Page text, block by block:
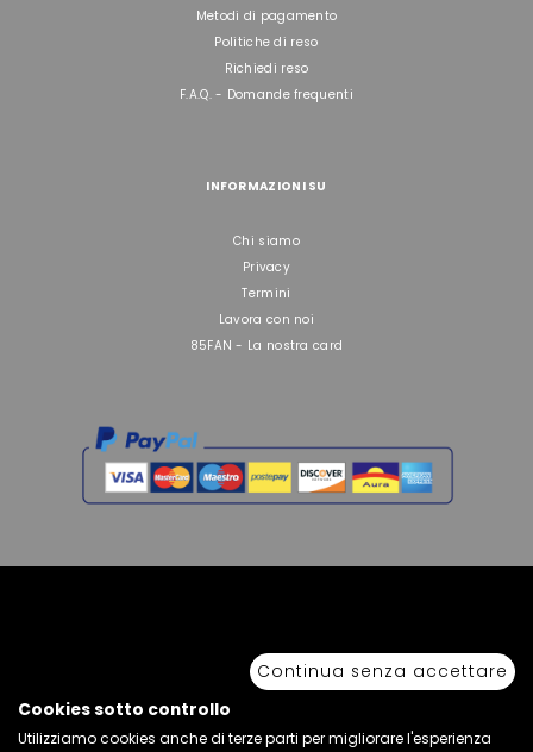
Metodi di pagamento
Politiche di reso
Richiedi reso
F.A.Q. - Domande frequenti
INFORMAZIONI SU
Chi siamo
Privacy
Termini
Lavora con noi
85FAN - La nostra card
anche parziale.
Via Piave Km 68,600 • 04100 Latina, Italia | P.IVA 01222400598 • N° REA LT -
77855
Continua senza accettare
Cookies sotto controllo
Utilizziamo cookies anche di terze parti per migliorare l'esperienza